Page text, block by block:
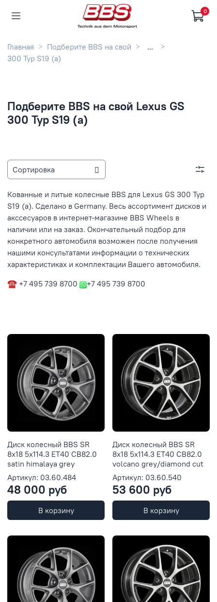
0
Главная Подберите BBS на свой
...
300 Typ S19 (a)
Подберите BBS на свой Lexus GS
300 Typ S19 (a)
Кованные и литые колесные BBS для Lexus GS 300 Typ
S19 (a). Сделано в Germany. Весь ассортимент дисков и
акссесуаров в интернет-магазине BBS Wheels в
наличии или на заказ. Окончательный подбор для
конкретного автомобиля возможен после получения
нашими консультатами информации о технических
характеристиках и комплектации Вашего автомобиля.
☎ +7 495 739 8700
+7 495 739 8700
Диск колесный BBS SR
8x18 5x114.3 ET40 CB82.0
satin himalaya grey
Артикул: 03.60.484
48 000 руб
В корзину
Диск колесный BBS SR
8x18 5x114.3 ET40 CB82.0
volcano grey/diamond cut
Артикул: 03.60.540
53 600 руб
В корзину